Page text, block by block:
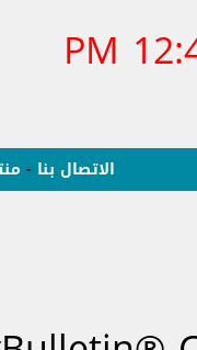
الاتصال بنا -